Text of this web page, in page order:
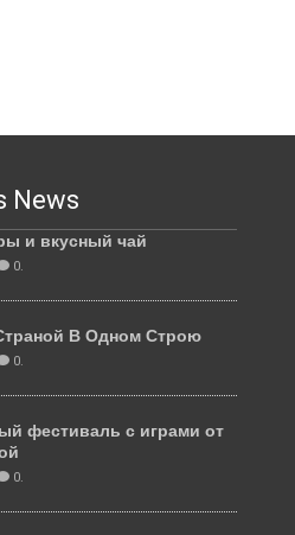
News
и вкусный чай
0.
В Одном Строю
0.
фестиваль с играми от
0.